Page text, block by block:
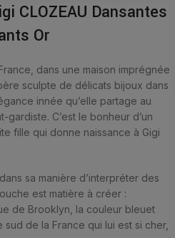
CLOZEAU Dansantes
Or
dans une maison imprégnée
sculpte de délicats bijoux dans
innée qu’elle partage au
C’est le bonheur d’un
fille qui donne naissance à Gigi
sa manière d’interpréter des
est matière à créer :
de Brooklyn, la couleur bleuet
sud de la France qui lui est si cher,